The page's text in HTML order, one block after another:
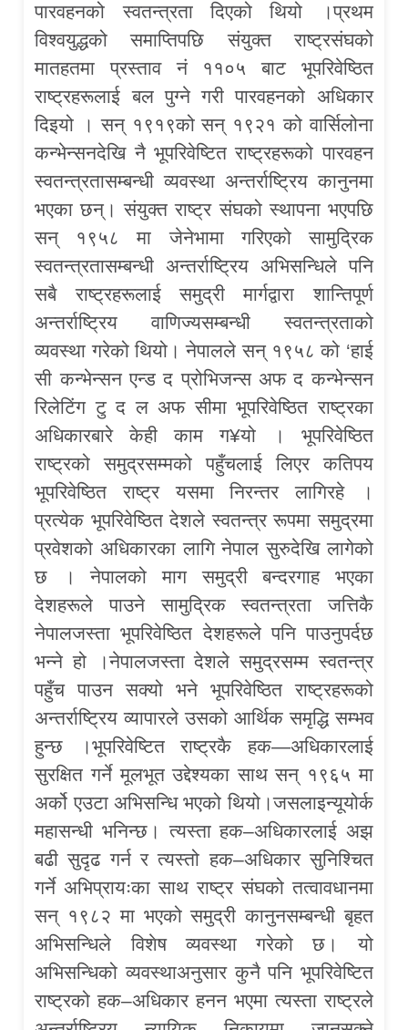
पारवहनको स्वतन्त्रता दिएको थियो ।प्रथम
विश्वयुद्धको समाप्तिपछि संयुक्त राष्ट्रसंघको
मातहतमा प्रस्ताव नं ११०५ बाट भूपरिवेष्ठित
राष्ट्रहरूलाई बल पुग्ने गरी पारवहनको अधिकार
दिइयो । सन् १९१९को सन् १९२१ को वार्सिलोना
कन्भेन्सनदेखि नै भूपरिवेष्टित राष्ट्रहरूको पारवहन
स्वतन्त्रतासम्बन्धी व्यवस्था अन्तर्राष्ट्रिय कानुनमा
भएका छन्। संयुक्त राष्ट्र संघको स्थापना भएपछि
सन् १९५८ मा जेनेभामा गरिएको सामुद्रिक
स्वतन्त्रतासम्बन्धी अन्तर्राष्ट्रिय अभिसन्धिले पनि
सबै राष्ट्रहरूलाई समुद्री मार्गद्वारा शान्तिपूर्ण
अन्तर्राष्ट्रिय वाणिज्यसम्बन्धी स्वतन्त्रताको
व्यवस्था गरेको थियो। नेपालले सन् १९५८ को ‘हाई
सी कन्भेन्सन एन्ड द प्रोभिजन्स अफ द कन्भेन्सन
रिलेटिंग टु द ल अफ सीमा भूपरिवेष्ठित राष्ट्रका
अधिकारबारे केही काम ग¥यो । भूपरिवेष्ठित
राष्ट्रको समुद्रसम्मको पहुँचलाई लिएर कतिपय
भूपरिवेष्ठित राष्ट्र यसमा निरन्तर लागिरहे ।
प्रत्येक भूपरिवेष्ठित देशले स्वतन्त्र रूपमा समुद्रमा
प्रवेशको अधिकारका लागि नेपाल सुरुदेखि लागेको
छ । नेपालको माग समुद्री बन्दरगाह भएका
देशहरूले पाउने सामुद्रिक स्वतन्त्रता जत्तिकै
नेपालजस्ता भूपरिवेष्ठित देशहरूले पनि पाउनुपर्दछ
भन्ने हो ।नेपालजस्ता देशले समुद्रसम्म स्वतन्त्र
पहुँच पाउन सक्यो भने भूपरिवेष्ठित राष्ट्रहरूको
अन्तर्राष्ट्रिय व्यापारले उसको आर्थिक समृद्धि सम्भव
हुन्छ ।भूपरिवेष्टित राष्ट्रकै हक—अधिकारलाई
सुरक्षित गर्ने मूलभूत उद्देश्यका साथ सन् १९६५ मा
अर्को एउटा अभिसन्धि भएको थियो।जसलाइन्यूयोर्क
महासन्धी भनिन्छ। त्यस्ता हक–अधिकारलाई अझ
बढी सुदृढ गर्न र त्यस्तो हक–अधिकार सुनिश्चित
गर्ने अभिप्रायःका साथ राष्ट्र संघको तत्वावधानमा
सन् १९८२ मा भएको समुद्री कानुनसम्बन्धी बृहत
अभिसन्धिले विशेष व्यवस्था गरेको छ। यो
अभिसन्धिको व्यवस्थाअनुसार कुनै पनि भूपरिवेष्टित
राष्ट्रको हक–अधिकार हनन भएमा त्यस्ता राष्ट्रले